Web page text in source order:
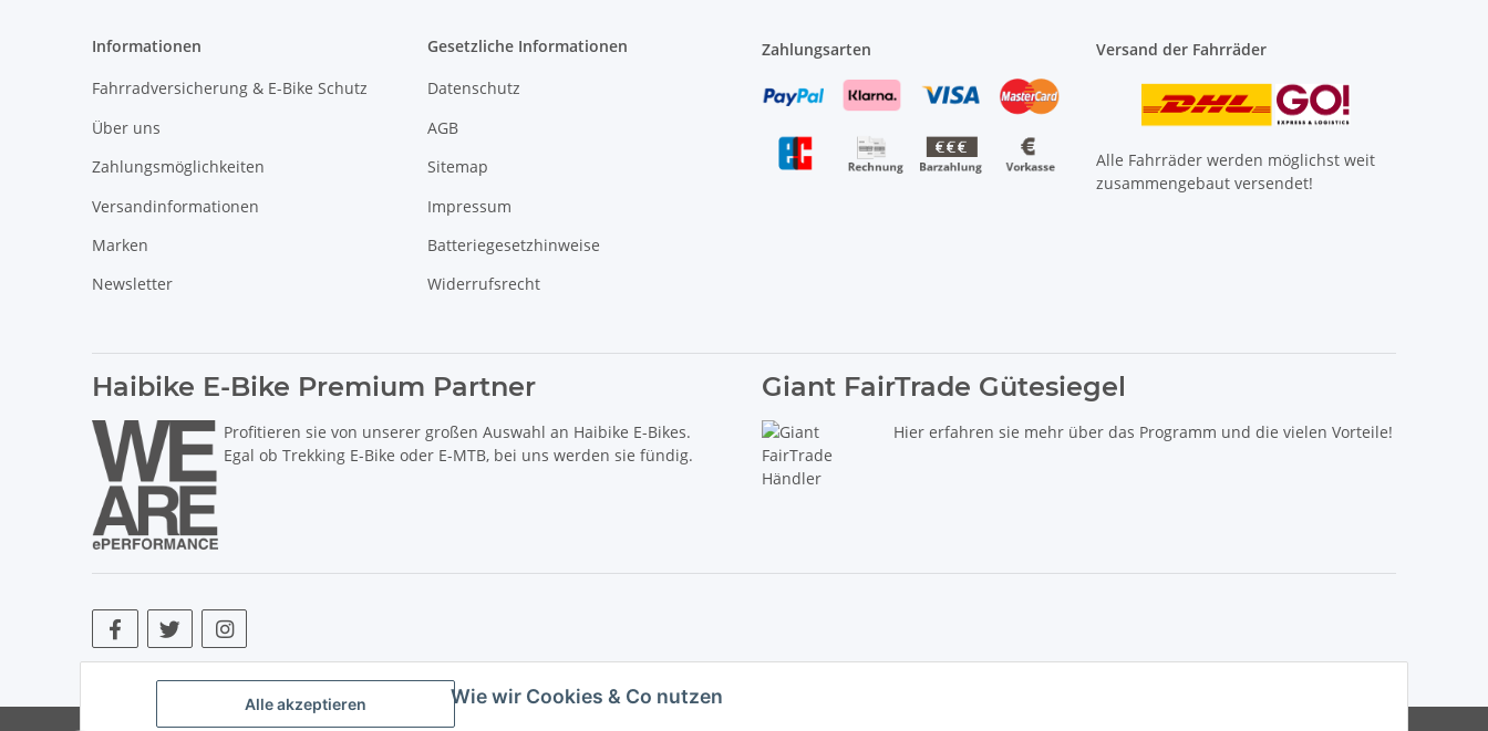
Alle akzeptieren Wie wir Cookies & Co nutzen
Informationen
Fahrradversicherung & E-Bike Schutz
Über uns
Zahlungsmöglichkeiten
Versandinformationen
Marken
Newsletter
Gesetzliche Informationen
Datenschutz
AGB
Sitemap
Impressum
Batteriegesetzhinweise
Widerrufsrecht
Zahlungsarten Versand der Fahrräder
Alle Fahrräder werden möglichst weit
zusammengebaut versendet!
Haibike E-Bike Premium Partner
Profitieren sie von unserer großen Auswahl an Haibike E-Bikes.
Egal ob Trekking E-Bike oder E-MTB, bei uns werden sie fündig.
Giant FairTrade Gütesiegel
Hier erfahren sie mehr über das Programm und die vielen Vorteile!
* Alle Preise inkl. gesetzlicher USt., zzgl.Versand. ** Hierbei handelt es sich um die unverbindliche Preisempfehlung des Herstellers (kurz UVP).